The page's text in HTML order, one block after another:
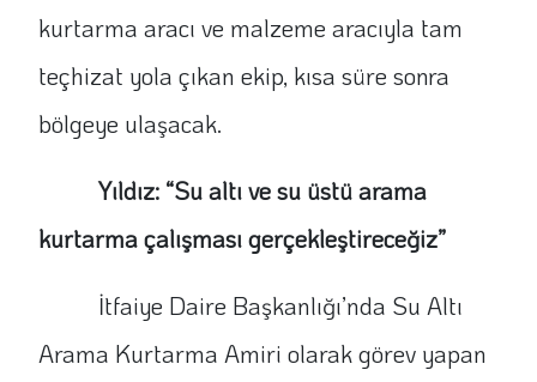
kurtarma aracı ve malzeme aracıyla tam
teçhizat yola çıkan ekip, kısa süre sonra
bölgeye ulaşacak.
Yıldız: “Su altı ve su üstü arama
kurtarma çalışması gerçekleştireceğiz”
İtfaiye Daire Başkanlığı’nda Su Altı
Arama Kurtarma Amiri olarak görev yapan